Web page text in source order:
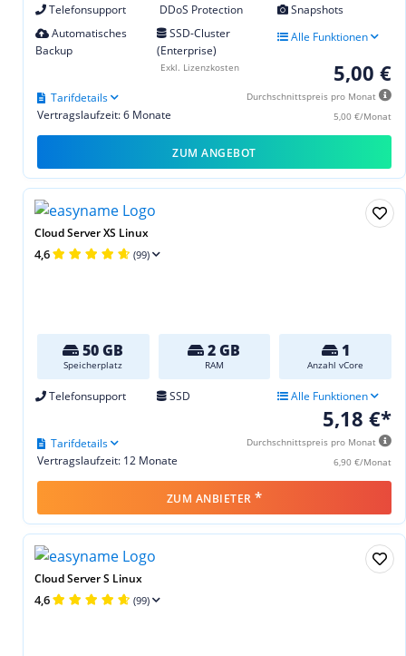
Telefonsupport DDoS Protection
Snapshots
Automatisches
Backup
SSD-Cluster
(Enterprise)
Alle Funktionen
5,00 €
Durchschnittspreis pro Monat
5,00 €/Monat
Vertragslaufzeit: 6 Monate
Tarifdetails
Exkl. Lizenzkosten
ZUM ANGEBOT
Cloud Server XS Linux
4,6 (99)
50 GB
Speicherplatz
2 GB
RAM
1
Anzahl vCore
Telefonsupport SSD Alle Funktionen
5,18 €*
Durchschnittspreis pro Monat
6,90 €/Monat
Vertragslaufzeit: 12 Monate
Tarifdetails
ZUM ANBIETER *
Cloud Server S Linux
4,6 (99)